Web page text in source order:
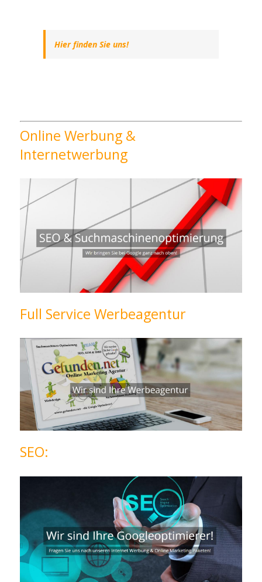
Hier finden Sie uns!
Online Werbung &
Internetwerbung
Full Service Werbeagentur
SEO: